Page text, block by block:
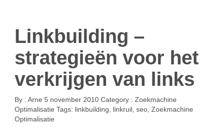
Linkbuilding –
strategieën voor het
verkrijgen van links
By : Arne 5 november 2010 Category : Zoekmachine
Optimalisatie Tags: linkbuilding linkruil seo Zoekmachine
Optimalisatie